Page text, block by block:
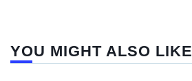
YOU MIGHT ALSO LIKE